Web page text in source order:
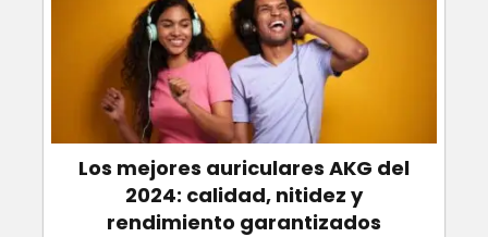
Los mejores auriculares AKG del
2024: calidad, nitidez y
rendimiento garantizados